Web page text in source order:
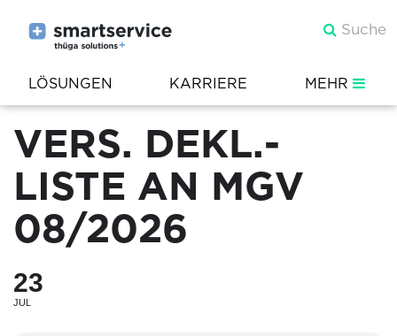
LÖSUNGEN KARRIERE MEHR
VERS. DEKL.-
LISTE AN MGV
08/2026
23
JUL